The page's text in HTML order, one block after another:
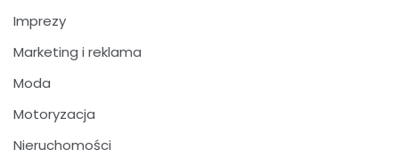
Imprezy
Marketing i reklama
Moda
Motoryzacja
Nieruchomości